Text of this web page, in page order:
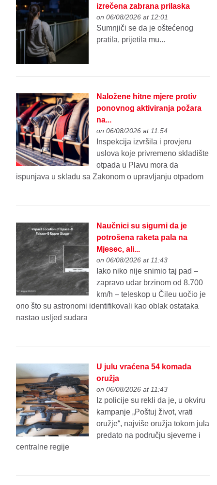
izrečena zabrana prilaska
on 06/08/2026 at 12:01
Sumnjiči se da je oštećenog
pratila, prijetila mu...
Naložene hitne mjere protiv
ponovnog aktiviranja požara
na...
on 06/08/2026 at 11:54
Inspekcija izvršila i provjeru
uslova koje privremeno skladište
otpada u Plavu mora da
ispunjava u skladu sa Zakonom o upravljanju otpadom
Naučnici su sigurni da je
potrošena raketa pala na
Mjesec, ali...
on 06/08/2026 at 11:43
Iako niko nije snimio taj pad –
zapravo udar brzinom od 8.700
km/h – teleskop u Čileu uočio je
ono što su astronomi identifikovali kao oblak ostataka
nastao usljed sudara
U julu vraćena 54 komada
oružja
on 06/08/2026 at 11:43
Iz policije su rekli da je, u okviru
kampanje „Poštuj život, vrati
oružje“, najviše oružja tokom jula
predato na području sjeverne i
centralne regije